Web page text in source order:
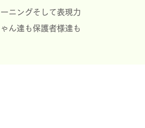
ニングそして表現力
ん達も保護者様達も